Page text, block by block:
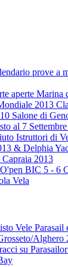
prove a
aperte Marina
2013
Salone di
al 7
Istruttori di
& Delphia
Capraia 2013
BIC 5 - 6
Vela
Vele Parasail
Alghero
su